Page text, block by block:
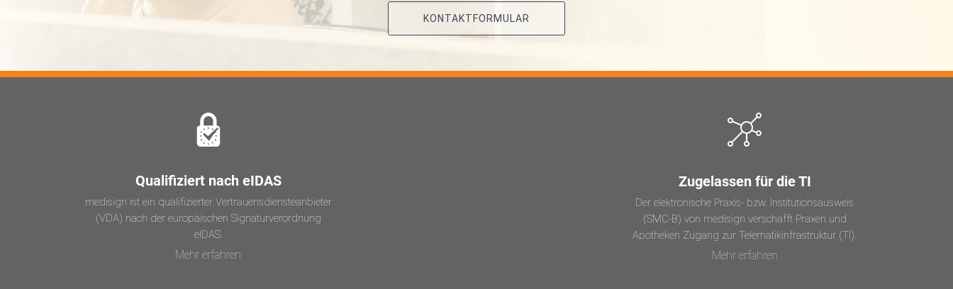
KONTAKTFORMULAR
Qualifiziert nach eIDAS
medisign ist ein qualifizierter Vertrauensdiensteanbieter
(VDA) nach der europäischen Signaturverordnung
eIDAS.
Mehr erfahren
Zugelassen für die TI
Der elektronische Praxis- bzw. Institutionsausweis
(SMC-B) von medisign verschafft Praxen und
Apotheken Zugang zur Telematikinfrastruktur (TI).
Mehr erfahren